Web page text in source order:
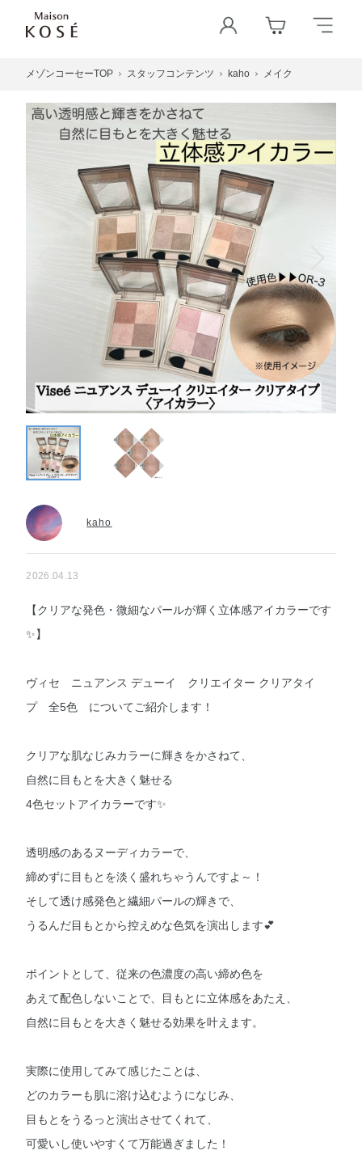
メゾンコーセーTOP スタッフコンテンツ kaho メイク
kaho
2026.04.13
【クリアな発色・微細なパールが輝く立体感アイカラーです
✨】
ヴィセ ニュアンス デューイ クリエイター クリアタイ
プ 全5色 についてご紹介します！
クリアな肌なじみカラーに輝きをかさねて、
自然に目もとを大きく魅せる
4色セットアイカラーです✨
透明感のあるヌーディカラーで、
締めずに目もとを淡く盛れちゃうんですよ～！
そして透け感発色と繊細パールの輝きで、
うるんだ目もとから控えめな色気を演出します💕
ポイントとして、従来の色濃度の高い締め色を
あえて配色しないことで、目もとに立体感をあたえ、
自然に目もとを大きく魅せる効果を叶えます。
実際に使用してみて感じたことは、
どのカラーも肌に溶け込むようになじみ、
目もとをうるっと演出させてくれて、
可愛いし使いやすくて万能過ぎました！